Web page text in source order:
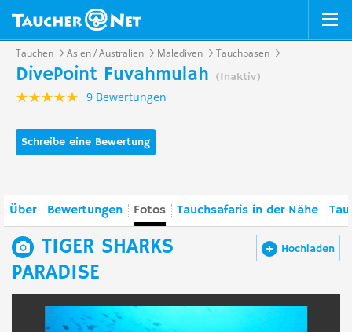
Tauchen Asien / Australien Malediven Tauchbasen
DivePoint Fuvahmulah (Inaktiv)
9 Bewertungen
Schreibe eine Bewertung
Über Bewertungen Fotos Tauchsafaris in der Nähe
Hochladen
TIGER SHARKS
PARADISE